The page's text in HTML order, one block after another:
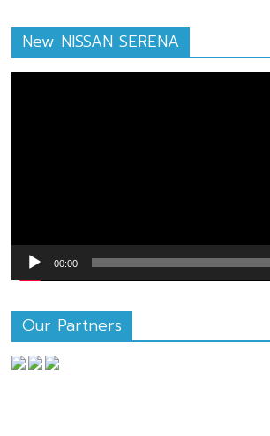
New NISSAN SERENA
00:00
Our Partners